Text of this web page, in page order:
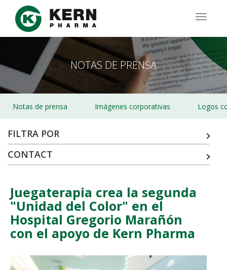
Pasar
contenido
NOTAS DE PRENSA
Notas de prensa Imágenes corporativas Logos
FILTRA POR
CONTACT
Juegaterapia crea la segunda
"Unidad del Color" en el
Hospital Gregorio Marañón
con el apoyo de Kern Pharma